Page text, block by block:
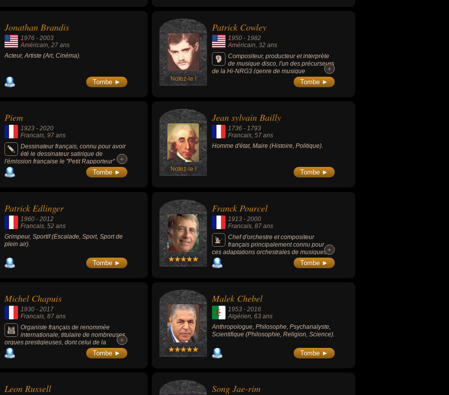
Jonathan Brandis
1976 - 2003
Américain, 27 ans
Acteur, Artiste (Art, Cinéma).
Tombe ► Notez-le !
Patrick Cowley
1950 -1982
Américain, 32 ans
Compositeur, producteur et interprète
de musique disco, l'un des précurseurs
de la Hi-NRG3 (genre de musique
électronique créée en 1981 à San Francisco)
et plus généralement l'un des pionniers de la
+
+
Tombe ►
Piem
1923 - 2020
Francais, 97 ans
Dessinateur français, connu pour avoir
été le dessinateur satirique de
l'émission française le "Petit Rapporteur"
(1975-1976).
+
+
Tombe ► Notez-le !
Jean sylvain Bailly
1736 -1793
Francais, 57 ans
Homme d'état, Maire (Histoire, Politique).
Tombe ►
Patrick Edlinger
1960 - 2012
Francais , 52 ans
Grimpeur, Sportif (Escalade, Sport, Sport de
plein air).
Tombe ►
Franck Pourcel
1913 -2000
Francais , 87 ans
Chef d'orchestre et compositeur
français principalement connu pour
ces adaptations orchestrales de musiques
célèbres dans le style easy listening. Sa
discographie très importante fut la plus
Amour, Danse et Violons » (54 volumes entre
1956 et 1977) et « Pages célèbres (de la
musique classique) » (10 volumes au cours
des années 1960).
+
+
Tombe ►
Michel Chapuis
1930 - 2017
Francais , 87 ans
Organiste français de renommée
internationale, titulaire de nombreuses
orgues prestigieuses, dont celui de la
cathédrale Notre-Dame (Paris), ainsi que de
celui de la chapelle du Château de
+
+
Tombe ►
Malek Chebel
1953 -2016
Algérien , 63 ans
Anthropologue, Philosophe, Psychanalyste,
Scientifique (Philosophie, Religion, Science).
Tombe ►
Leon Russell Song Jae-rim